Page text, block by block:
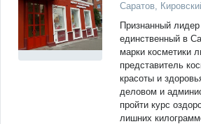
Саратов,
Признанный
единственный в
марки косметики
представитель
красоты и
деловом и
пройти курс
лишних